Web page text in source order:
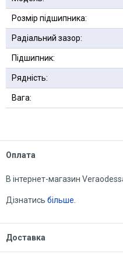
Розмір підшипника:
Радіальний зазор:
Підшипник:
Рядність:
Вага:
Оплата
В інтернет-магазин
Дізнатись більше.
Доставка